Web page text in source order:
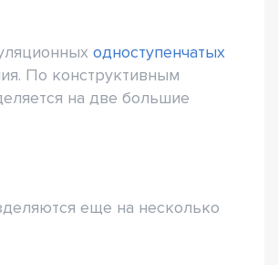
одноступенчатых
По конструктивным
на две большие
еще на несколько